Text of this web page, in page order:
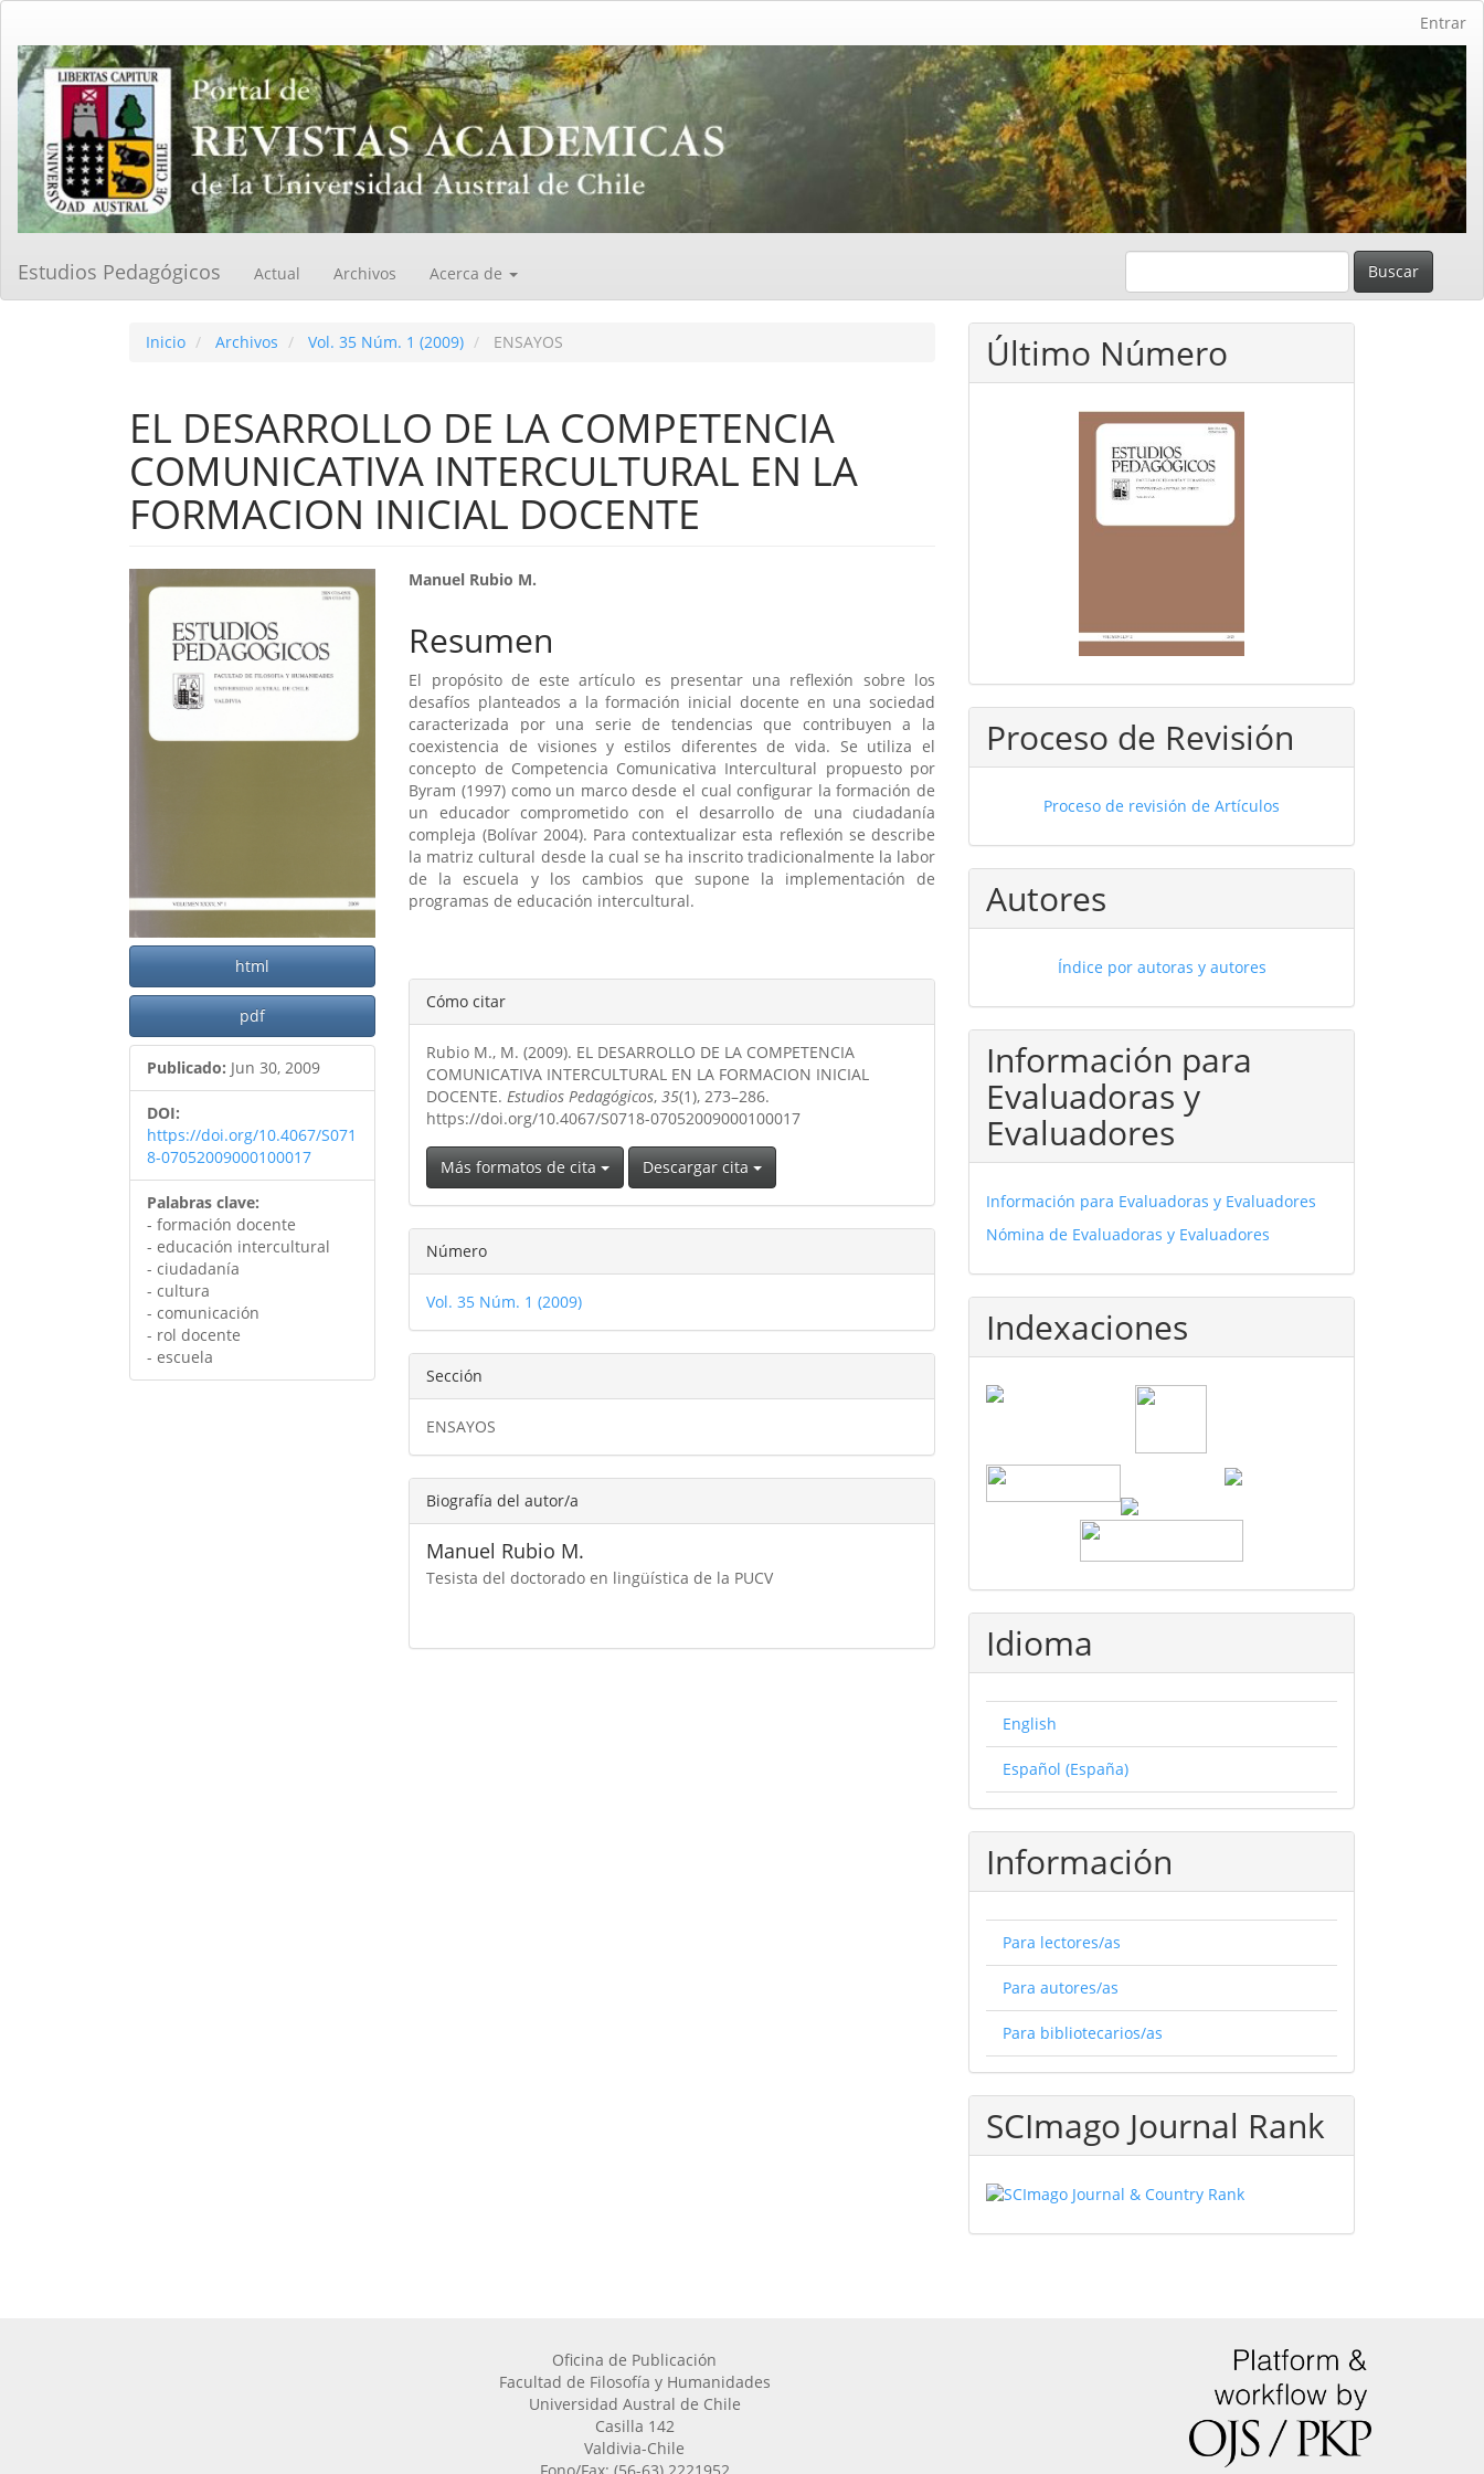
Contenido
principal
Barra
lateral
Entrar
Estudios Pedagógicos Actual Archivos Acerca de Buscar
Inicio Archivos Vol. 35 Núm. 1 (2009) ENSAYOS
EL DESARROLLO DE LA COMPETENCIA
COMUNICATIVA INTERCULTURAL EN LA
FORMACION INICIAL DOCENTE
Barra
lateral
del
artículo
html
pdf
Publicado: Jun 30, 2009
DOI:
https://doi.org/10.4067/S071
8-07052009000100017
Palabras clave:
- formación docente
- educación intercultural
- ciudadanía
- cultura
- comunicación
- rol docente
- escuela
Contenido
principal
del
artículo
Manuel Rubio M.
Resumen
El propósito de este artículo es presentar una reflexión sobre los
desafíos planteados a la formación inicial docente en una sociedad
caracterizada por una serie de tendencias que contribuyen a la
coexistencia de visiones y estilos diferentes de vida. Se utiliza el
concepto de Competencia Comunicativa Intercultural propuesto por
Byram (1997) como un marco desde el cual configurar la formación de
un educador comprometido con el desarrollo de una ciudadanía
compleja (Bolívar 2004). Para contextualizar esta reflexión se describe
la matriz cultural desde la cual se ha inscrito tradicionalmente la labor
de la escuela y los cambios que supone la implementación de
programas de educación intercultural.
Detalles
del
artículo
Cómo citar
Rubio M., M. (2009). EL DESARROLLO DE LA COMPETENCIA
COMUNICATIVA INTERCULTURAL EN LA FORMACION INICIAL
DOCENTE.Estudios Pedagógicos,35(1), 273–286.
https://doi.org/10.4067/S0718-07052009000100017
Más formatos de cita Descargar cita
Número
Vol. 35 Núm. 1 (2009)
Sección
ENSAYOS
Biografía del autor/a
Manuel Rubio M.
Tesista del doctorado en lingüística de la PUCV
Último Número
Proceso de Revisión
Proceso de revisión de Artículos
Autores
Índice por autoras y autores
Información para
Evaluadoras y
Evaluadores
Información para Evaluadoras y Evaluadores
Nómina de Evaluadoras y Evaluadores
Indexaciones
Idioma
English
Español (España)
Información
Para lectores/as
Para autores/as
Para bibliotecarios/as
SCImago Journal Rank
Oficina de Publicación
Facultad de Filosofía y Humanidades
Universidad Austral de Chile
Casilla 142
Valdivia-Chile